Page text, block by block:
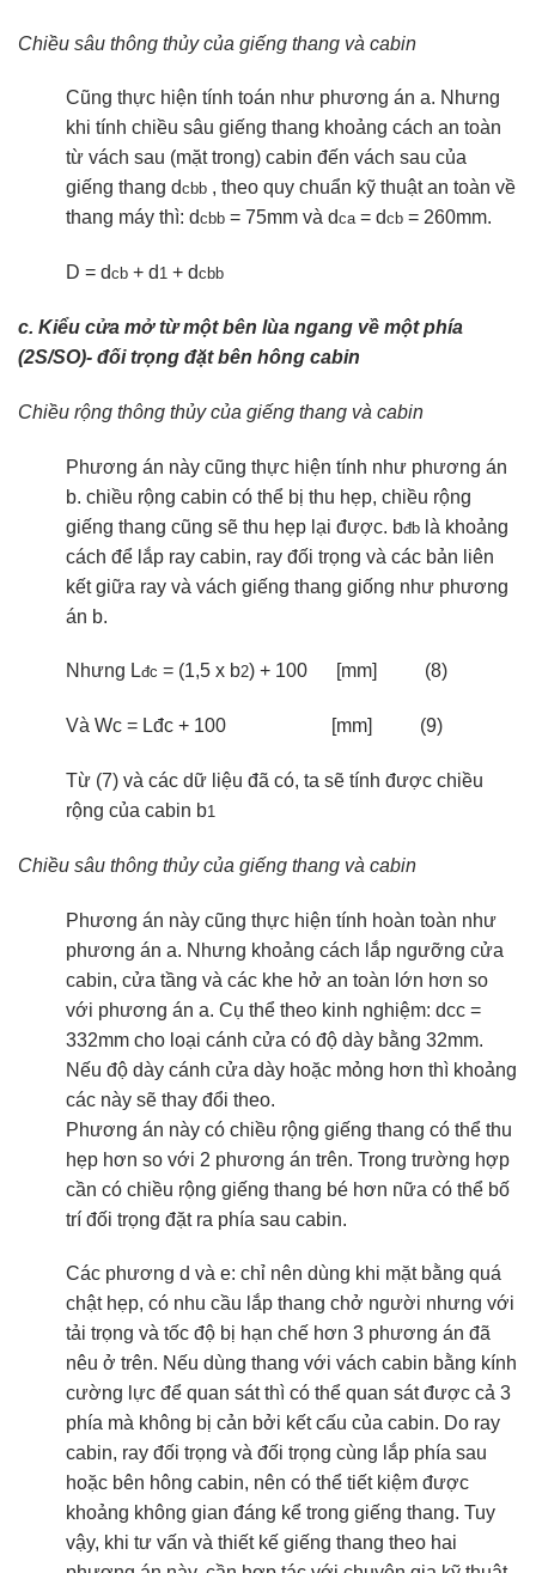
Chiều sâu thông thủy của giếng thang và cabin
Cũng thực hiện tính toán như phương án a. Nhưng
khi tính chiều sâu giếng thang khoảng cách an toàn
từ vách sau (mặt trong) cabin đến vách sau của
giếng thang dcbb , theo quy chuẩn kỹ thuật an toàn về
thang máy thì: dcbb = 75mm và dca = dcb = 260mm.
D = dcb + d 1 + dcbb
c. Kiểu cửa mở từ một bên lùa ngang về một phía
(2S/SO)- đối trọng đặt bên hông cabin
Chiều rộng thông thủy của giếng thang và cabin
Phương án này cũng thực hiện tính như phương án
b. chiều rộng cabin có thể bị thu hẹp, chiều rộng
giếng thang cũng sẽ thu hẹp lại được. bđb là khoảng
cách để lắp ray cabin, ray đối trọng và các bản liên
kết giữa ray và vách giếng thang giống như phương
án b.
Nhưng Lđc = (1,5 x b2) + 100 [mm] (8)
Và Wc = Lđc + 100 [mm] (9)
Từ (7) và các dữ liệu đã có, ta sẽ tính được chiều
rộng của cabin b1
Chiều sâu thông thủy của giếng thang và cabin
Phương án này cũng thực hiện tính hoàn toàn như
phương án a. Nhưng khoảng cách lắp ngưỡng cửa
cabin, cửa tầng và các khe hở an toàn lớn hơn so
với phương án a. Cụ thể theo kinh nghiệm: dcc =
332mm cho loại cánh cửa có độ dày bằng 32mm.
Nếu độ dày cánh cửa dày hoặc mỏng hơn thì khoảng
các này sẽ thay đổi theo.
Phương án này có chiều rộng giếng thang có thể thu
hẹp hơn so với 2 phương án trên. Trong trường hợp
cần có chiều rộng giếng thang bé hơn nữa có thể bố
trí đối trọng đặt ra phía sau cabin.
Các phương d và e: chỉ nên dùng khi mặt bằng quá
chật hẹp, có nhu cầu lắp thang chở người nhưng với
tải trọng và tốc độ bị hạn chế hơn 3 phương án đã
nêu ở trên. Nếu dùng thang với vách cabin bằng kính
cường lực để quan sát thì có thể quan sát được cả 3
phía mà không bị cản bởi kết cấu của cabin. Do ray
cabin, ray đối trọng và đối trọng cùng lắp phía sau
hoặc bên hông cabin, nên có thể tiết kiệm được
khoảng không gian đáng kể trong giếng thang. Tuy
vậy, khi tư vấn và thiết kế giếng thang theo hai